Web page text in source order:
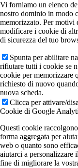
Vi forniamo un elenco
nostro dominio in modo
memorizzato. Per motivi
modificare i cookie di
di sicurezza del tuo
Spunta per abilitare
rifiutare tutti i cookie se
cookie per memorizzare
richiesto di nuovo
nuova scheda.
Clicca per attivare/
Cookie di Google
Questi cookie
forma aggregata per
web o quanto sono
aiutarci a personalizzare
fine di migliorare la